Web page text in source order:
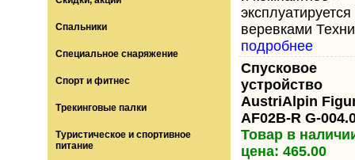
Спальники
Специальное снаряжение
Спорт и фитнес
Трекинговые палки
Туристическое и спортивное
питание
веревками
подробнее
Спусковое
устройство
AustriAlpin
AF02B-R G-
Товар в
цена: 465.00